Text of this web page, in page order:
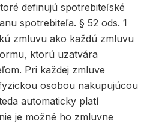
definujú spotrebiteľské
spotrebiteľa. § 52 ods. 1
zmluvu ako každú zmluvu
ktorú uzatvára
Pri každej zmluve
osobou nakupujúcou
automaticky platí
je možné ho zmluvne